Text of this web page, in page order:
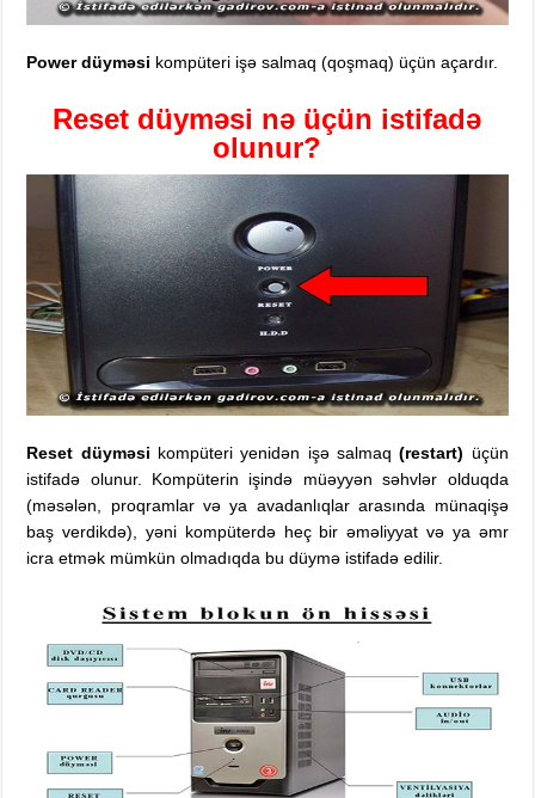
Power düyməsi kompüteri işə salmaq (qoşmaq) üçün açardır.
Reset düyməsi nə üçün istifadə
olunur?
Reset düyməsi kompüteri yenidən işə salmaq(restart) üçün
istifadə olunur. Kompüterin işində müəyyən səhvlər olduqda
(məsələn, proqramlar və ya avadanlıqlar arasında münaqişə
baş verdikdə), yəni kompüterdə heç bir əməliyyat və ya əmr
icra etmək mümkün olmadıqda bu düymə istifadə edilir.